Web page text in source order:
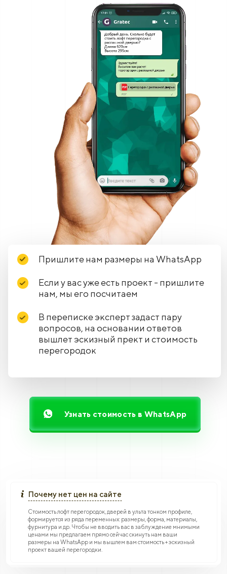
Пришлите нам размеры на WhatsApp
Если у вас уже есть проект - пришлите
нам, мы его посчитаем
В переписке эксперт задаст пару
вопросов, на основании ответов
вышлет эскизный прект и стоимость
перегородок
Узнать стоимость в WhatsApp
Почему нет цен на сайте
Стоимость лофт перегородок, дверей в ульта тонком профиле,
формируется из ряда переменных: размеры, форма, материалы,
фурнитура и др. Чтобы не вводить вас в заблуждение мнимыми
ценами мы предлагаем прямо сейчас скинуть нам ваши
размеры на WhatsApp и мы вышлем вам стоимость + эскизный
проект вашей перегородки.